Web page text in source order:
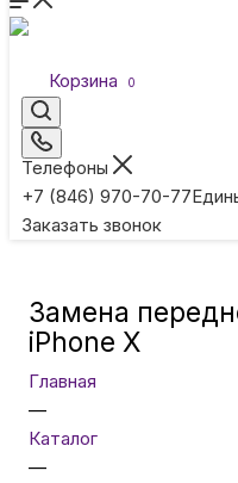
Корзина 0
Телефоны
+7 (846) 970-70-77
Заказать звонок
Замена
iPhone X
Главная
—
Каталог
—